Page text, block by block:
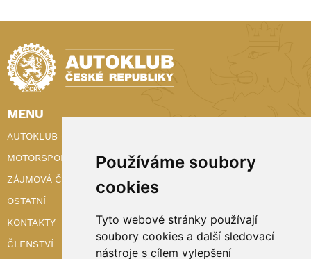
Používáme soubory
cookies
Tyto webové stránky používají
soubory cookies a další sledovací
nástroje s cílem vylepšení
MENU
AUTOKLUB ČR
MOTORSPORT
ZÁJMOVÁ ČINNOST
OSTATNÍ
KONTAKTY
ČLENSTVÍ